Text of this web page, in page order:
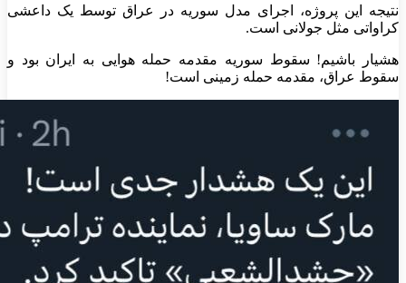
‏نتیجه این پروژه، اجرای مدل سوریه در عراق توسط یک داعشی
کراواتی مثل جولانی است.
‏هشیار باشیم! سقوط سوریه مقدمه حمله هوایی به ایران بود و
سقوط عراق، مقدمه حمله زمینی است!